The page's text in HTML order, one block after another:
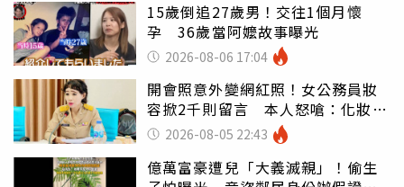
15歲倒追27歲男！交往1個月懷
孕 36歲當阿嬤故事曝光
2026-08-06 17:04
開會照意外變網紅照！女公務員妝
容掀2千則留言 本人怒嗆：化妝有
錯嗎2026-08-05 22:43
億萬富豪遭兒「大義滅親」！偷生